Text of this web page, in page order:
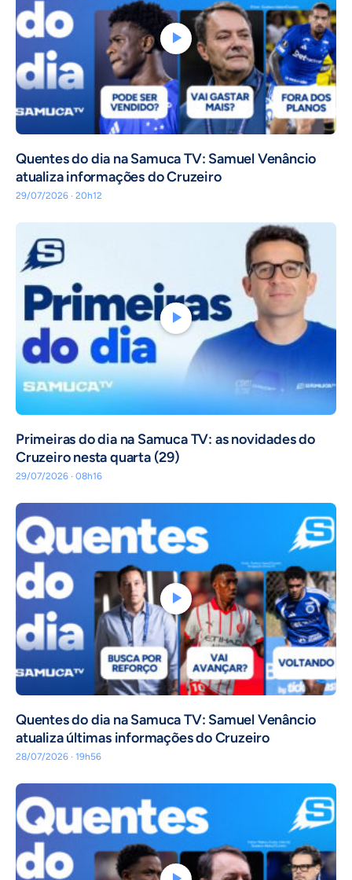
Quentes do dia na Samuca TV: Samuel Venâncio
atualiza informações do Cruzeiro
29/07/2026 · 20h12
Primeiras do dia na Samuca TV: as novidades do
Cruzeiro nesta quarta (29)
29/07/2026 · 08h16
Quentes do dia na Samuca TV: Samuel Venâncio
atualiza últimas informações do Cruzeiro
28/07/2026 · 19h56